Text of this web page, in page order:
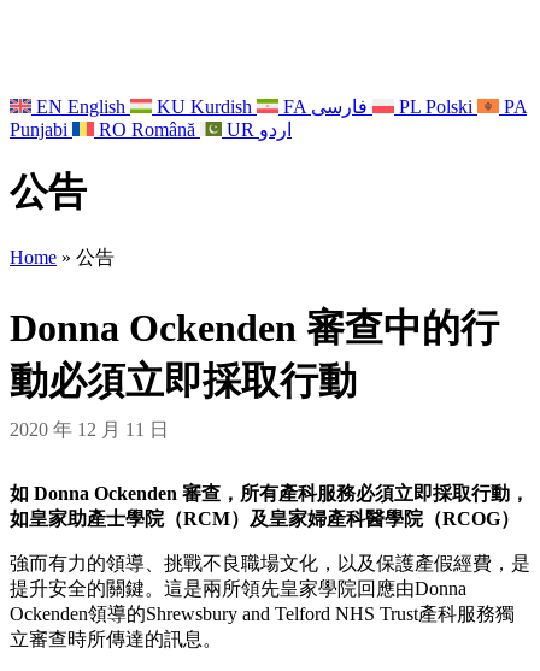
EN English KU Kurdish FA فارسی PL Polski
PA
Punjabi
RO Română UR اردو
公告
Home » 公告
Donna Ockenden 審查中的行
動必須立即採取行動
2020 年 12 月 11 日
如 Donna Ockenden 審查，所有產科服務必須立即採取行動，
如皇家助產士學院（RCM）及皇家婦產科醫學院（RCOG）
強而有力的領導、挑戰不良職場文化，以及保護產假經費，是
提升安全的關鍵。這是兩所領先皇家學院回應由Donna
Ockenden領導的Shrewsbury and Telford NHS Trust產科服務獨
立審查時所傳達的訊息。